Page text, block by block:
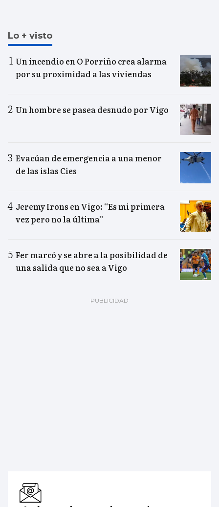
Lo + visto
Un incendio en O Porriño crea alarma
por su proximidad a las viviendas
Un hombre se pasea desnudo por Vigo
Evacúan de emergencia a una menor
de las islas Cíes
Jeremy Irons en Vigo: “Es mi primera
vez pero no la última”
Fer marcó y se abre a la posibilidad de
una salida que no sea a Vigo